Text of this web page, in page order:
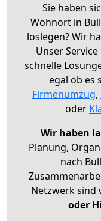
Sie haben
Wohnort in
loslegen? Wir
Unser
schnelle
egal ob es
Firmenumzug,
oder
Wir haben
Planung,
nach
Netzwerk sind
oder